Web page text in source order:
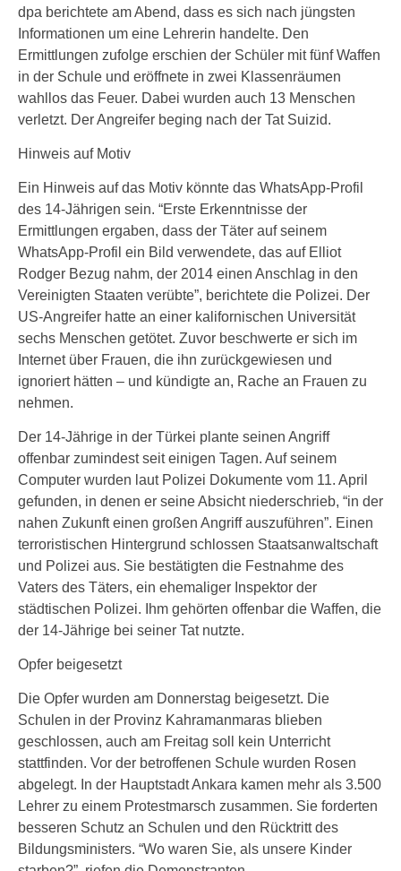
dpa berichtete am Abend, dass es sich nach jüngsten
Informationen um eine Lehrerin handelte. Den
Ermittlungen zufolge erschien der Schüler mit fünf Waffen
in der Schule und eröffnete in zwei Klassenräumen
wahllos das Feuer. Dabei wurden auch 13 Menschen
verletzt. Der Angreifer beging nach der Tat Suizid.
Hinweis auf Motiv
Ein Hinweis auf das Motiv könnte das WhatsApp-Profil
des 14-Jährigen sein. “Erste Erkenntnisse der
Ermittlungen ergaben, dass der Täter auf seinem
WhatsApp-Profil ein Bild verwendete, das auf Elliot
Rodger Bezug nahm, der 2014 einen Anschlag in den
Vereinigten Staaten verübte”, berichtete die Polizei. Der
US-Angreifer hatte an einer kalifornischen Universität
sechs Menschen getötet. Zuvor beschwerte er sich im
Internet über Frauen, die ihn zurückgewiesen und
ignoriert hätten – und kündigte an, Rache an Frauen zu
nehmen.
Der 14-Jährige in der Türkei plante seinen Angriff
offenbar zumindest seit einigen Tagen. Auf seinem
Computer wurden laut Polizei Dokumente vom 11. April
gefunden, in denen er seine Absicht niederschrieb, “in der
nahen Zukunft einen großen Angriff auszuführen”. Einen
terroristischen Hintergrund schlossen Staatsanwaltschaft
und Polizei aus. Sie bestätigten die Festnahme des
Vaters des Täters, ein ehemaliger Inspektor der
städtischen Polizei. Ihm gehörten offenbar die Waffen, die
der 14-Jährige bei seiner Tat nutzte.
Opfer beigesetzt
Die Opfer wurden am Donnerstag beigesetzt. Die
Schulen in der Provinz Kahramanmaras blieben
geschlossen, auch am Freitag soll kein Unterricht
stattfinden. Vor der betroffenen Schule wurden Rosen
abgelegt. In der Hauptstadt Ankara kamen mehr als 3.500
Lehrer zu einem Protestmarsch zusammen. Sie forderten
besseren Schutz an Schulen und den Rücktritt des
Bildungsministers. “Wo waren Sie, als unsere Kinder